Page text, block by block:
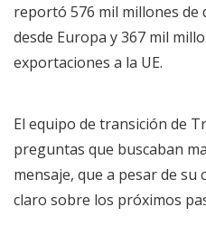
reportó 576 mil millones de
desde Europa y 367 mil
exportaciones a la UE.
El equipo de transición de
preguntas que buscaban
mensaje, que a pesar de
claro sobre los próximos